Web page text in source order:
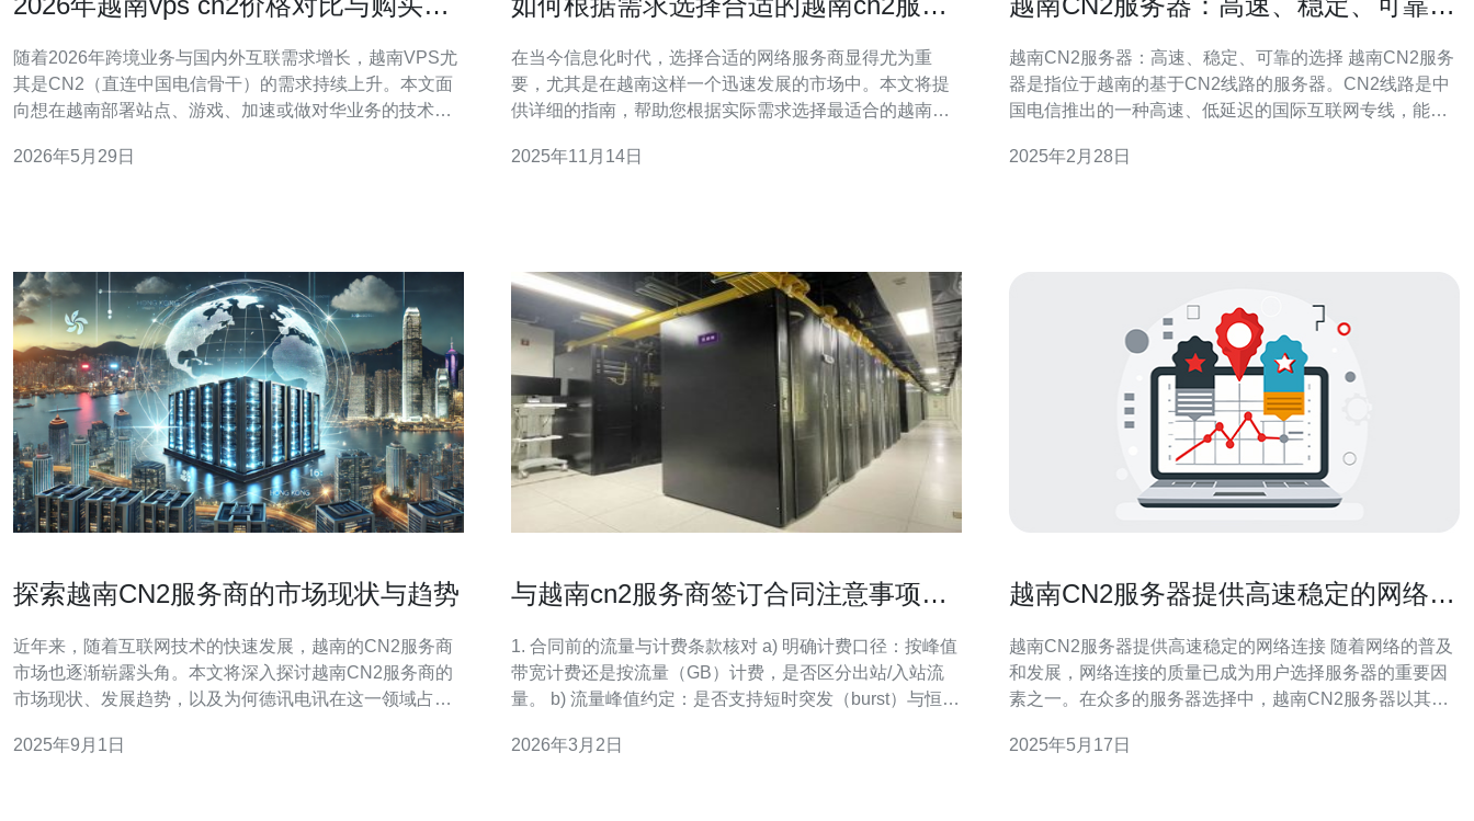
随着2026年跨境业务与国内外互联需求增长，越南VPS尤
其是CN2（直连中国电信骨干）的需求持续上升。本文面
向想在越南部署站点、游戏、加速或做对华业务的技术与
的购买策略。 首先解释CN2的价值：CN2通常指中国电信
2026年5月29日
在当今信息化时代，选择合适的网络服务商显得尤为重
要，尤其是在越南这样一个迅速发展的市场中。本文将提
供详细的指南，帮助您根据实际需求选择最适合的越南
推出的网络服务产品，它提供了更低的延迟和更高的稳定
2025年11月14日
越南CN2服务器：高速、稳定、可靠的选择 越南CN2服务
器是指位于越南的基于CN2线路的服务器。CN2线路是中
国电信推出的一种高速、低延迟的国际互联网专线，能够
线路，提供出色的网络连接速度。无论您是在越南还是在
2025年2月28日
探索越南CN2服务商的市场现状与趋势
近年来，随着互联网技术的快速发展，越南的CN2服务商
市场也逐渐崭露头角。本文将深入探讨越南CN2服务商的
市场现状、发展趋势，以及为何德讯电讯在这一领域占据
的网络基础设施正在不断完善，且对企业和个人用户的需
2025年9月1日
与越南cn2服务商签订合同注意事项流
1. 合同前的流量与计费条款核对 a) 明确计费口径：按峰值
带宽计费还是按流量（GB）计费，是否区分出站/入站流
量。 b) 流量峰值约定：是否支持短时突发（burst）与恒定
持续10秒内不计额外费用。 c) 超量计费规则：超出包年/包
2026年3月2日
越南CN2服务器提供高速稳定的网络连
越南CN2服务器提供高速稳定的网络连接 随着网络的普及
和发展，网络连接的质量已成为用户选择服务器的重要因
素之一。在众多的服务器选择中，越南CN2服务器以其高
网络基础设施，通过CN2线路连接全球各地，确保用户能
2025年5月17日